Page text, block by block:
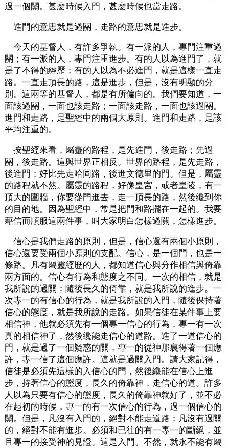
過一個關。甚麼時候入門，甚麼時候也當走路。
進門的意思就是過關，走路的意思就是進步。
今天的基督人，有許多爭執。有一派的人，專門注重過
關；有一派的人，專門注重進步。有的人以為進門了，就
是了不得的經歷；有的人以為不必進門，就是這樣一直走
路。一直走頂長的路，這是進步，但是，沒有明顯的分
別。這兩等的基督人，都是有所偏向的。我們要知道，一
面該過關，一面也該走路；一面該走路，一面也該過關。
進門和走路，是聖經中的兩個大原則。進門和走路，是該
平均注重的。
按聖經來看，屬靈的路程，是先進門，後走路；先過
關，後走路。這與世界正相反。世界的路程，是先走路，
後進門；好比先走哈同路，後進文德里的門。但是，屬靈
的路程就不然。屬靈的路程，好像皇宮，或者皇陵，有一
頂大的圍牆，你要從門進去，走一頂長的路，然後纔到你
的目的地。因為聖經中，常是把門和路擺在一起的。我要
藉信而順服這兩件事，叫大家明白怎樣過關，怎樣進步。
信心是我們走路的原則，但是，信心還有兩個小原則，
信心還要受兩個小原則的支配。信心，是一個門，也是一
條路。凡有屬靈經歷的人，都知道信心與分作相信與倚靠
兩方面的。信心有行為和態度之不同。一次的相信，就是
我所說的過關；隨後長久的倚靠，就是我所說的進步。一
次專一的有信心的行為，就是我所說的入門，隨後保持著
信心的態度，就是我所說的走路。如果信徒在某件事上要
相信神，他就必須先有一個專一信心的行為，專一有一次
真的相信神了，然後纔能走信心的道路。進了一道信心的
門，就是過了一個疑惑的關，專一的從神那裏得著一個應
許，專一信了這個應許。這就是過關入門。請大家記得，
信徒是必須先這樣的入信心的門，然後纔能在信心上進
步，持著信心的態度，長久的倚靠神，走信心的道。許多
人以為只要有信心的態度，長久的倚靠神就好了，並不必
在起初的時候，專一的有一次信心的行為，過一個信心的
關。但是，凡沒有入門的，絕對不能走道路；凡沒有過關
的，絕對不能有進步。必須和已往的有一專一的斷絕，並
且專一的接受神的見證。這是入門。不然，就永不能有屬